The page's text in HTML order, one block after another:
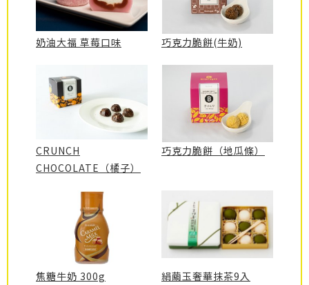
奶油大福 草莓口味 巧克力脆餅(牛奶)
CRUNCH
CHOCOLATE（橘子）
巧克力脆餅（地瓜條）
焦糖牛奶 300g 絹繭玉奢華抹茶9入